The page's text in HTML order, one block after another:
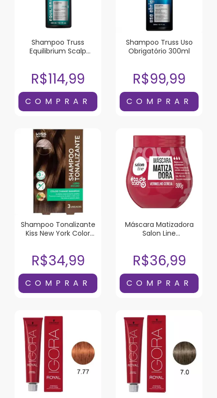
Shampoo Truss
Equilibrium Scalp
R$114,99
Shampoo Truss Uso
Obrigatório 300ml
R$99,99
Shampoo Tonalizante
Kiss New York Color
R$34,99
Máscara Matizadora
Salon Line
R$36,99